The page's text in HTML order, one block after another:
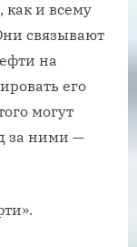
как и всему
связывают
на
его
могут
за ними —